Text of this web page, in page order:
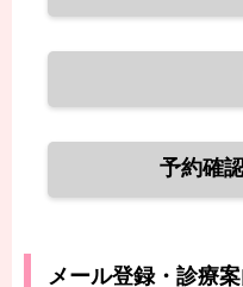
予約確
メール登録・診療